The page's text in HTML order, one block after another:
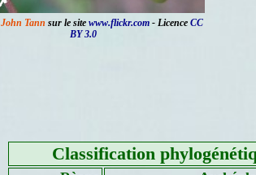
John Tann sur le site www.flickr.com- Licence CC
BY 3.0
Classification